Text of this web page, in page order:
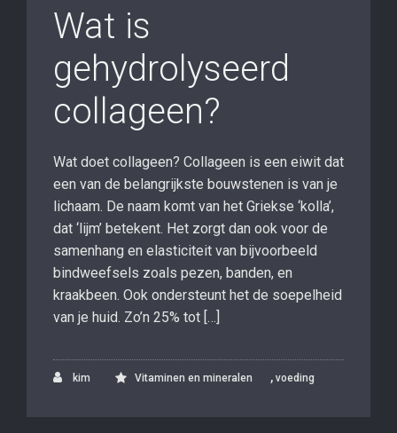
Wat is
gehydrolyseerd
collageen?
Wat doet collageen? Collageen is een eiwit dat
een van de belangrijkste bouwstenen is van je
lichaam. De naam komt van het Griekse ‘kolla’,
dat ‘lijm’ betekent. Het zorgt dan ook voor de
samenhang en elasticiteit van bijvoorbeeld
bindweefsels zoals pezen, banden, en
kraakbeen. Ook ondersteunt het de soepelheid
van je huid. Zo’n 25% tot […]
kim Vitaminen en mineralen , voeding